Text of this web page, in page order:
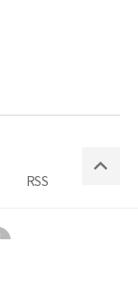
RSS